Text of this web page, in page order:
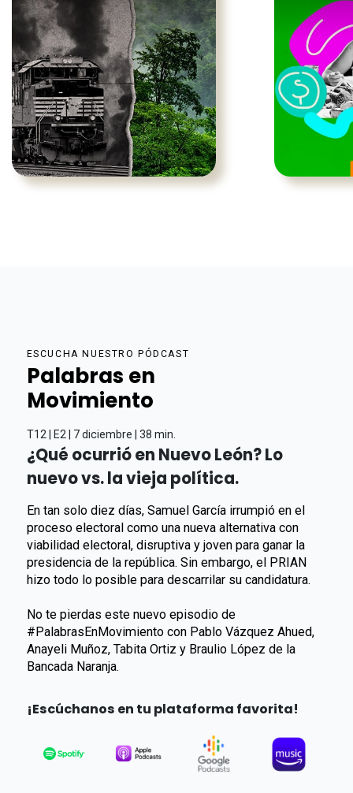
ESCUCHA NUESTRO PÓDCAST
Palabras en
Movimiento
T12 | E2 | 7 diciembre | 38 min.
¿Qué ocurrió en Nuevo León? Lo
nuevo vs. la vieja política.
En tan solo diez días, Samuel García irrumpió en el
proceso electoral como una nueva alternativa con
viabilidad electoral, disruptiva y joven para ganar la
presidencia de la república. Sin embargo, el PRIAN
hizo todo lo posible para descarrilar su candidatura.
No te pierdas este nuevo episodio de
#PalabrasEnMovimiento con Pablo Vázquez Ahued,
Anayeli Muñoz, Tabita Ortiz y Braulio López de la
Bancada Naranja.
¡Escúchanos en tu plataforma favorita!